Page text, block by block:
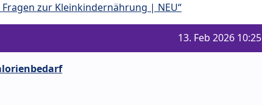
zur Kleinkindernährung | NEU“
13. Feb 2026 10:25